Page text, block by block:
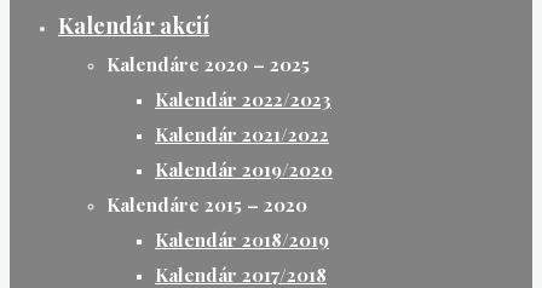
Kalendár akcií
Kalendáre 2020 – 2025
Kalendár 2022/2023
Kalendár 2021/2022
Kalendár 2019/2020
Kalendáre 2015 – 2020
Kalendár 2018/2019
Kalendár 2017/2018